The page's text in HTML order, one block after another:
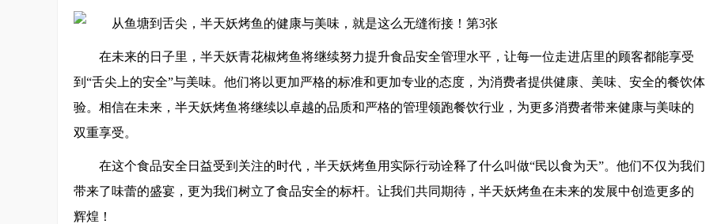
在未来的日子里，半天妖青花椒烤鱼将继续努力提升食品安全管理水平，让每一位走进店里的顾客都能享受
到“舌尖上的安全”与美味。他们将以更加严格的标准和更加专业的态度，为消费者提供健康、美味、安全的餐饮体
验。相信在未来，半天妖烤鱼将继续以卓越的品质和严格的管理领跑餐饮行业，为更多消费者带来健康与美味的
双重享受。
在这个食品安全日益受到关注的时代，半天妖烤鱼用实际行动诠释了什么叫做“民以食为天”。他们不仅为我们
带来了味蕾的盛宴，更为我们树立了食品安全的标杆。让我们共同期待，半天妖烤鱼在未来的发展中创造更多的
辉煌！